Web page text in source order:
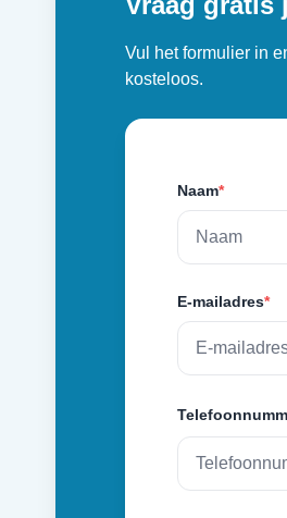
Vul het formulier in
kosteloos.
Naam*
E-mailadres*